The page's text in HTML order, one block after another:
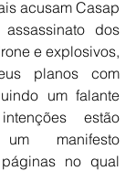
acusam Casap
dos
e explosivos,
planos com
um falante
estão
manifesto
no qual